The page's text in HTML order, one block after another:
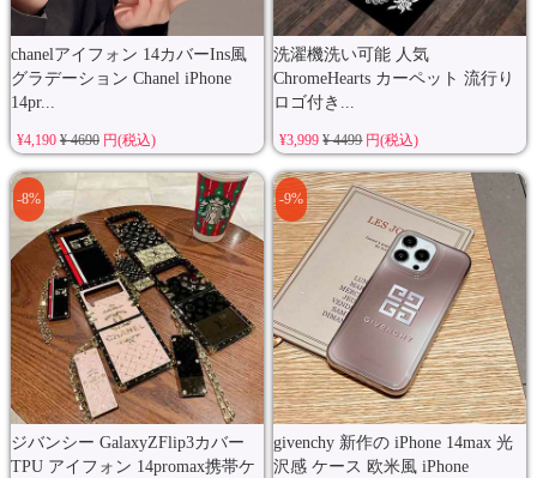
chanelアイフォン 14カバーIns風
グラデーション Chanel iPhone
14pr...
¥4,190 ¥ 4690円(税込)
洗濯機洗い可能 人気
ChromeHearts カーペット 流行り
ロゴ付き...
¥3,999¥ 4499円(税込)
ジバンシー GalaxyZFlip3カバー
TPU アイフォン 14promax携帯ケ
-8%
givenchy 新作の iPhone 14max 光
沢感 ケース 欧米風 iPhone
-9%